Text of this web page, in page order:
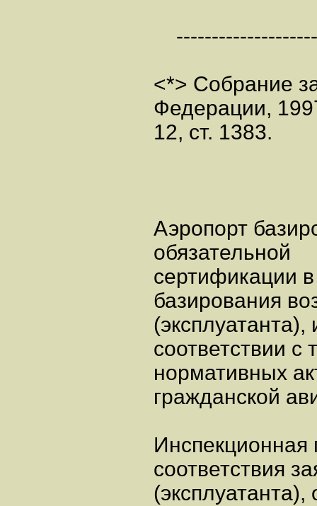
<*> Собрание
Федерации,
12, ст. 1383.
Аэропорт
обязательной
сертификации в
базирования
соответствии с
нормативных
гражданской
Инспекционная
соответствия